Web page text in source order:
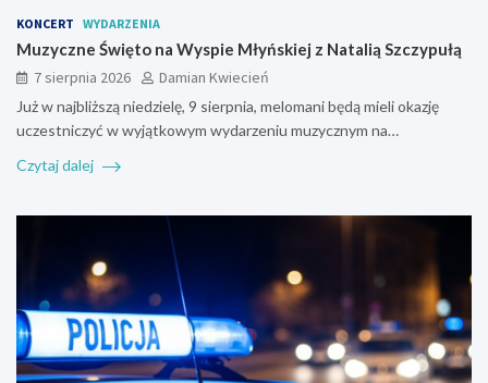
KONCERT WYDARZENIA
Muzyczne Święto na Wyspie Młyńskiej z Natalią Szczypułą
7 sierpnia 2026
Damian Kwiecień
Już w najbliższą niedzielę, 9 sierpnia, melomani będą mieli okazję
uczestniczyć w wyjątkowym wydarzeniu muzycznym na…
Czytaj dalej